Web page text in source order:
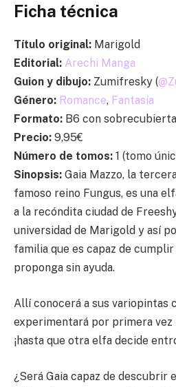
Ficha técnica
Título original: Marigold
Editorial: Arechi Manga
Guion y dibujo: Zumifresky (
Género: Romance, Fantasía
Formato: B6 con sobrecubierta
Precio: 9,95€
Número de tomos: 1 (tomo
Sinopsis: Gaia Mazzo, la
famoso reino Fungus, es una
a la recóndita ciudad de
universidad de Marigold y así
familia que es capaz de
proponga sin ayuda.
Allí conocerá a sus variopintas
experimentará por primera
¡hasta que otra elfa decide
¿Será Gaia capaz de descubrir